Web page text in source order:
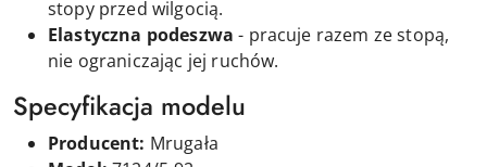
stopy przed wilgocią.
Elastyczna podeszwa - pracuje razem ze stopą,
nie ograniczając jej ruchów.
Specyfikacja modelu
Producent: Mrugała